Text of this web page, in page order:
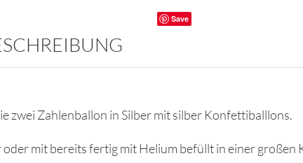
Save
zwei Zahlenballon in Silber mit silber Konfettiballlons.
mit bereits fertig mit Helium befüllt in einer großen